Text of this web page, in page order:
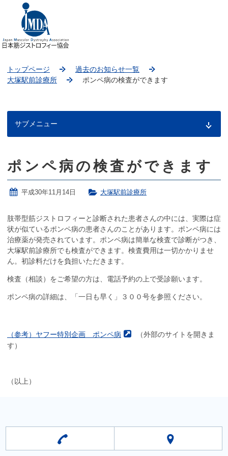
トップページ
過去のお知らせ一覧
大塚駅前診療所
ポンペ病の検査ができます
サブメニュー
こ
こ
ら
文
で
す。
ポンペ病の検査ができます
平成30年11月14日 大塚駅前診療所
肢帯型筋ジストロフィーと診断された患者さんの中には、実際は症
状が似ているポンペ病の患者さんのことがあります。ポンペ病には
治療薬が発売されています。ポンペ病は簡単な検査で診断がつき、
大塚駅前診療所でも検査ができます。検査費用は一切かかりませ
ん。初診料だけを負担いただきます。
検査（相談）をご希望の方は、電話予約の上で受診願います。
ポンペ病の詳細は、「一日も早く」３００号を参照ください。
（参考）ヤフー特別企画 ポンペ病
（外部のサイトを開きま
す）
（以上）